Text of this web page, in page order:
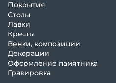
Покрытия
Столы
Лавки
Кресты
Венки, композиции
Декорации
Оформление памятника
Гравировка